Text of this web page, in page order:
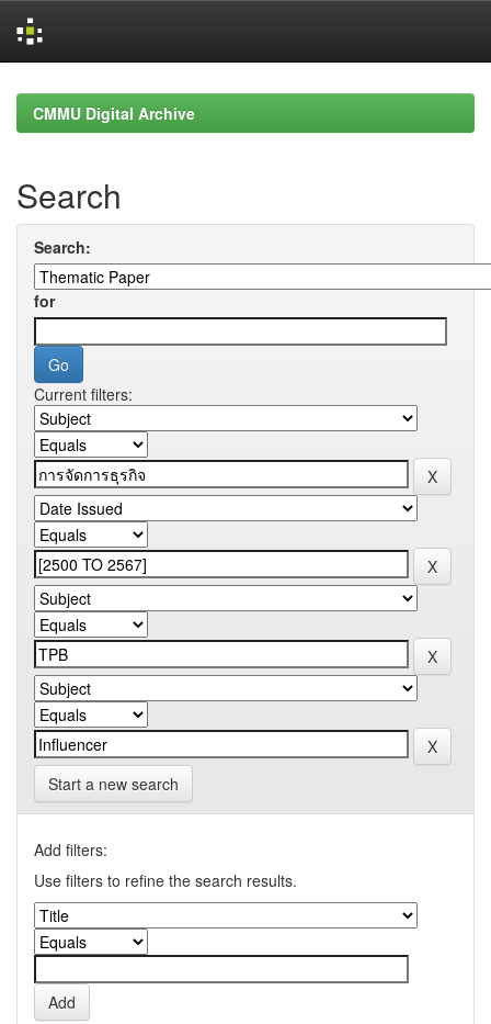
navigationCMMU Digital Archive
Search
Search:
for
Current filters:
Start a new search
Add filters:
Use filters to refine the search results.